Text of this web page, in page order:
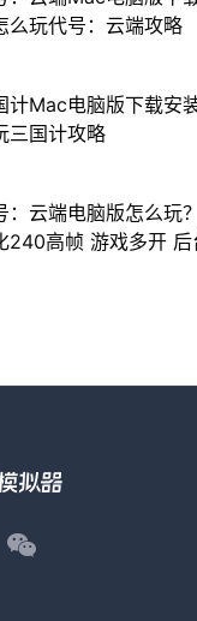
么玩代号：云端攻略
计Mac电脑版下载安
三国计攻略
：云端电脑版怎么玩
240高帧 游戏多开 后